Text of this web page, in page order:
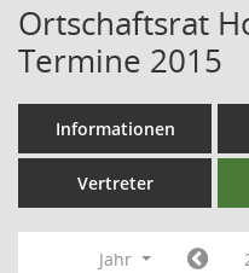
Ortschaftsrat
Termine 2015
Informationen
Vertreter
Jahr